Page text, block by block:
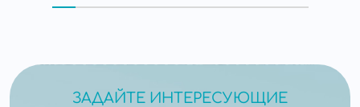
ЗАДАЙТЕ ИНТЕРЕСУЮЩИЕ